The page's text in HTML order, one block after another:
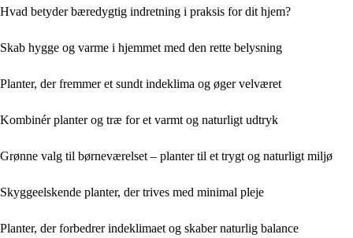
Hvad betyder bæredygtig indretning i praksis for dit hjem?
Skab hygge og varme i hjemmet med den rette belysning
Planter, der fremmer et sundt indeklima og øger velværet
Kombinér planter og træ for et varmt og naturligt udtryk
Grønne valg til børneværelset – planter til et trygt og naturligt miljø
Skyggeelskende planter, der trives med minimal pleje
Planter, der forbedrer indeklimaet og skaber naturlig balance